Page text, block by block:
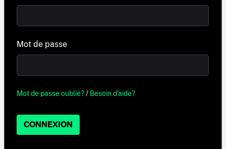
Mot de passe
Mot de passe oublié?/ Besoin d'aide?
CONNEXION